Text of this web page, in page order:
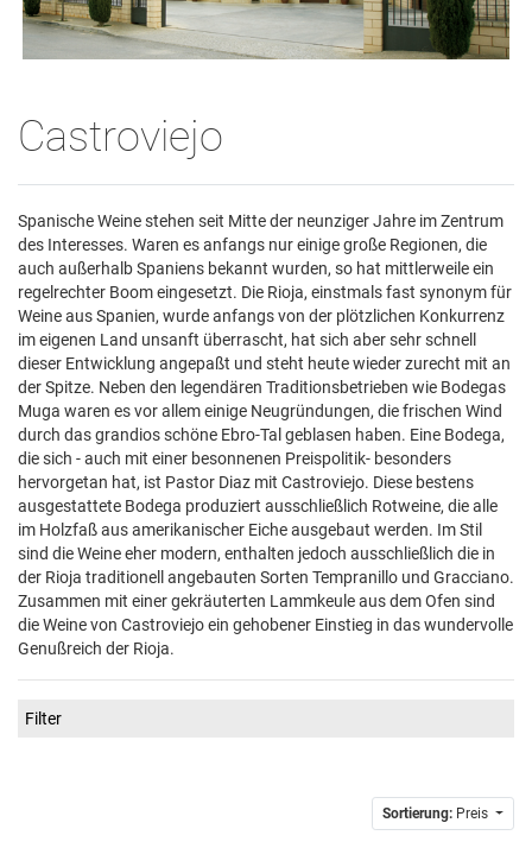
Castroviejo
Spanische Weine stehen seit Mitte der neunziger Jahre im Zentrum
des Interesses. Waren es anfangs nur einige große Regionen, die
auch außerhalb Spaniens bekannt wurden, so hat mittlerweile ein
regelrechter Boom eingesetzt. Die Rioja, einstmals fast synonym für
Weine aus Spanien, wurde anfangs von der plötzlichen Konkurrenz
im eigenen Land unsanft überrascht, hat sich aber sehr schnell
dieser Entwicklung angepaßt und steht heute wieder zurecht mit an
der Spitze. Neben den legendären Traditionsbetrieben wie Bodegas
Muga waren es vor allem einige Neugründungen, die frischen Wind
durch das grandios schöne Ebro-Tal geblasen haben. Eine Bodega,
die sich - auch mit einer besonnenen Preispolitik- besonders
hervorgetan hat, ist Pastor Diaz mit Castroviejo. Diese bestens
ausgestattete Bodega produziert ausschließlich Rotweine, die alle
im Holzfaß aus amerikanischer Eiche ausgebaut werden. Im Stil
sind die Weine eher modern, enthalten jedoch ausschließlich die in
der Rioja traditionell angebauten Sorten Tempranillo und Gracciano.
Zusammen mit einer gekräuterten Lammkeule aus dem Ofen sind
die Weine von Castroviejo ein gehobener Einstieg in das wundervolle
Genußreich der Rioja.
Filter
Sortierung: Preis